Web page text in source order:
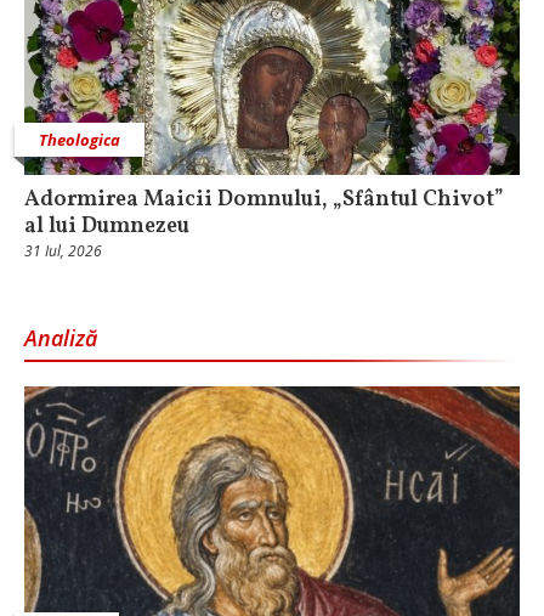
Theologica
Adormirea Maicii Domnului, „Sfântul Chivot”
al lui Dumnezeu
31 Iul, 2026
Analiză